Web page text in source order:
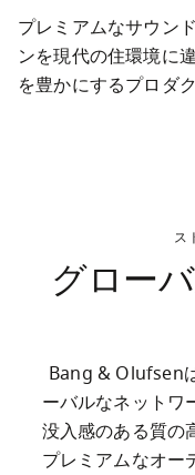
プレミアムなサウン
ンを現代の住環境に
を豊かにするプロダ
ス
グロー
Bang & Olufsen
ーバルなネットワ
没入感のある質の
プレミアムなオー